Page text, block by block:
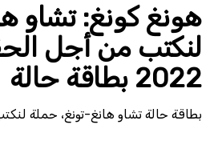
هونغ كونغ: تشاو
لنكتب من أجل
2022 بطاقة حالة
بطاقة حالة تشاو هانغ-تونغ، حملة